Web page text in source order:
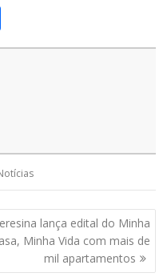
h
lança edital do Minha
Minha Vida com mais de
mil apartamentos